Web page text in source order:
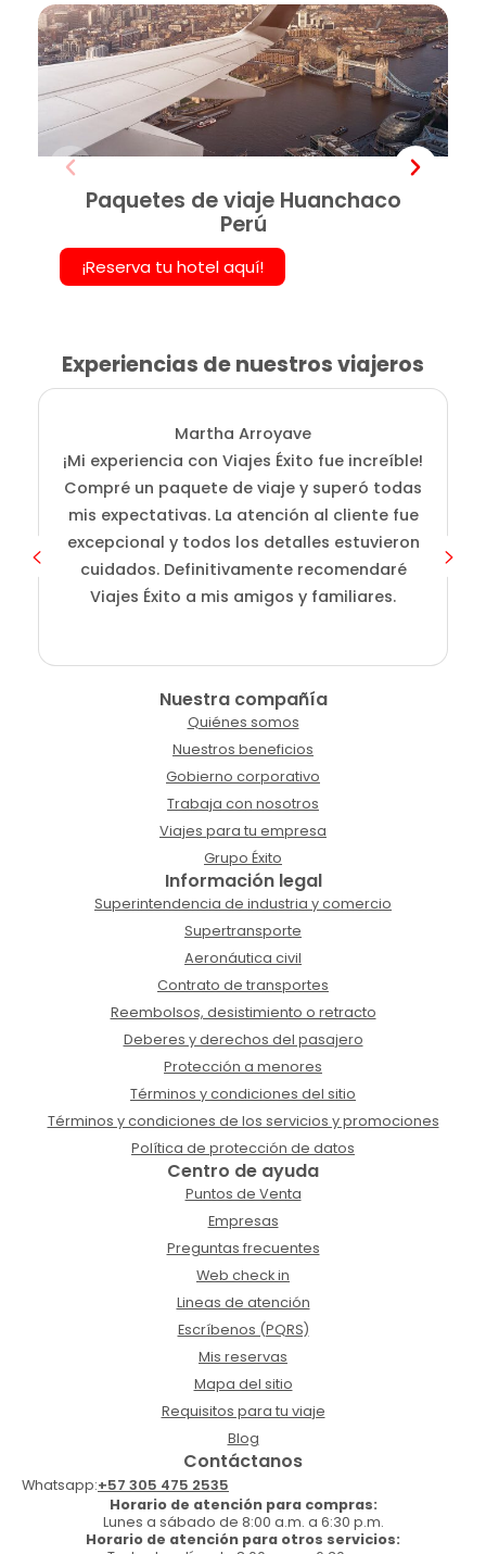
Paquetes de viaje Huanchaco
Perú
¡Reserva tu hotel aquí!
Experiencias de nuestros viajeros
Martha Arroyave
¡Mi experiencia con Viajes Éxito fue increíble!
Compré un paquete de viaje y superó todas
mis expectativas. La atención al cliente fue
excepcional y todos los detalles estuvieron
cuidados. Definitivamente recomendaré
Viajes Éxito a mis amigos y familiares.
Nuestra compañía
Quiénes somos
Nuestros beneficios
Gobierno corporativo
Trabaja con nosotros
Viajes para tu empresa
Grupo Éxito
Información legal
Superintendencia de industria y comercio
Supertransporte
Aeronáutica civil
Contrato de transportes
Reembolsos, desistimiento o retracto
Deberes y derechos del pasajero
Protección a menores
Términos y condiciones del sitio
Términos y condiciones de los servicios y promociones
Política de protección de datos
Centro de ayuda
Puntos de Venta
Empresas
Preguntas frecuentes
Web check in
Lineas de atención
Escríbenos (PQRS)
Mis reservas
Mapa del sitio
Requisitos para tu viaje
Blog
Contáctanos
Whatsapp:+57 305 475 2535
Horario de atención para compras:
Lunes a sábado de 8:00 a.m. a 6:30 p.m.
Horario de atención para otros servicios: